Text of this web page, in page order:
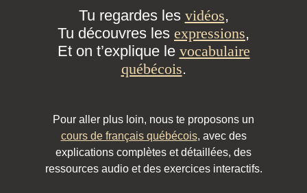
Tu regardes les vidéos,
Tu découvres les expressions,
Et on t’explique le vocabulaire
québécois.
Pour aller plus loin, nous te proposons un
cours de français québécois, avec des
explications complètes et détaillées, des
ressources audio et des exercices interactifs.